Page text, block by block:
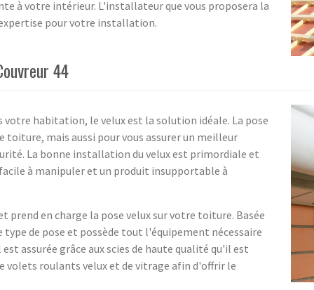
à votre intérieur. L'installateur que vous proposera la
pour votre installation.
44
habitation, le velux est la solution idéale. La pose
mais aussi pour vous assurer un meilleur
La bonne installation du velux est primordiale et
à manipuler et un produit insupportable à
prend en charge la pose velux sur votre toiture. Basée
de pose et possède tout l'équipement nécessaire
assurée grâce aux scies de haute qualité qu'il est
volets roulants velux et de vitrage afin d'offrir le